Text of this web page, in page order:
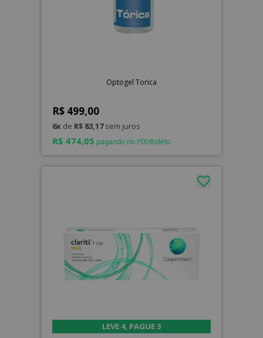
Optogel Torica
R$ 499,00
6x de R$ 83,17sem juros
R$ 474,05 pagando no PIX/Boleto
LEVE 4, PAGUE 3